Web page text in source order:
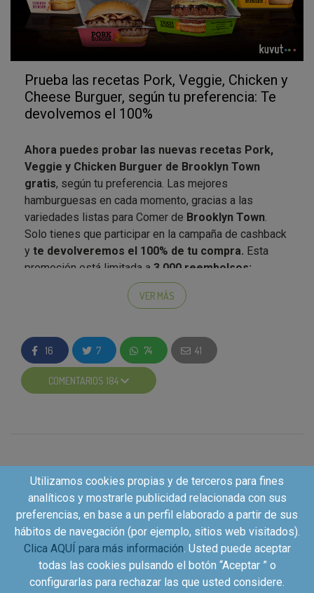
Prueba las recetas Pork, Veggie, Chicken y
Cheese Burguer, según tu preferencia: Te
devolvemos el 100%
Ahora puedes probar las nuevas recetas Pork,
Veggie y Chicken Burguer de Brooklyn Town
gratis, según tu preferencia. Las mejores
hamburguesas en cada momento, gracias a las
variedades listas para Comer de Brooklyn Town.
Solo tienes que participar en la campaña de cashback
y te devolveremos el 100% de tu compra. Esta
promoción está limitada a 3.000 reembolsos:
consigue uno de los1.000 reintegros de hasta 3,35€
para la variedad Veggie; o hasta 2,90€ de los 1.000
de Chicken o los 500 de Cheese. Solo se aceptará
cashback de una unidad de producto
preferida, por usuario.
Conseguir el cashback es muy fácil:
reservas tu reembolso y por tanto te
comprometes a comprar el producto y a
enviarnos el ticket correcto en un plazo máximo
de 10 días. Cuando el tiempo del contador
finalice, tu participación será eliminada y no
podrás volver a inscribirte en este proyecto.
Pasados los 10 días, las plazas libres de
VER MÁS
16 7 74 41
COMENTARIOS 184
Utilizamos cookies propias y de terceros para fines
analíticos y mostrarle publicidad relacionada con sus
preferencias, en base a un perfil elaborado a partir de sus
hábitos de navegación (por ejemplo, sitios web visitados).
Clica AQUÍ para más información. Usted puede aceptar
todas las cookies pulsando el botón “Aceptar ” o
configurarlas para rechazar las que usted considere.